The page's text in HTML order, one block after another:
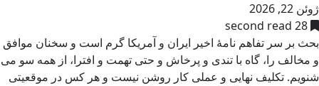
ژوئن 22, 2026
28 second read
بحث بر سر تفاهم نامۀ اخیر ایران و آمریکا گرم است و سخنان موافق
و مخالف را، گاه با تندی و پرخاش و حتی تهمت و افترا، از همه سو می
شنویم. تکلیف نهایی و عملی کار روشن نیست و هر کس در موقعیتی